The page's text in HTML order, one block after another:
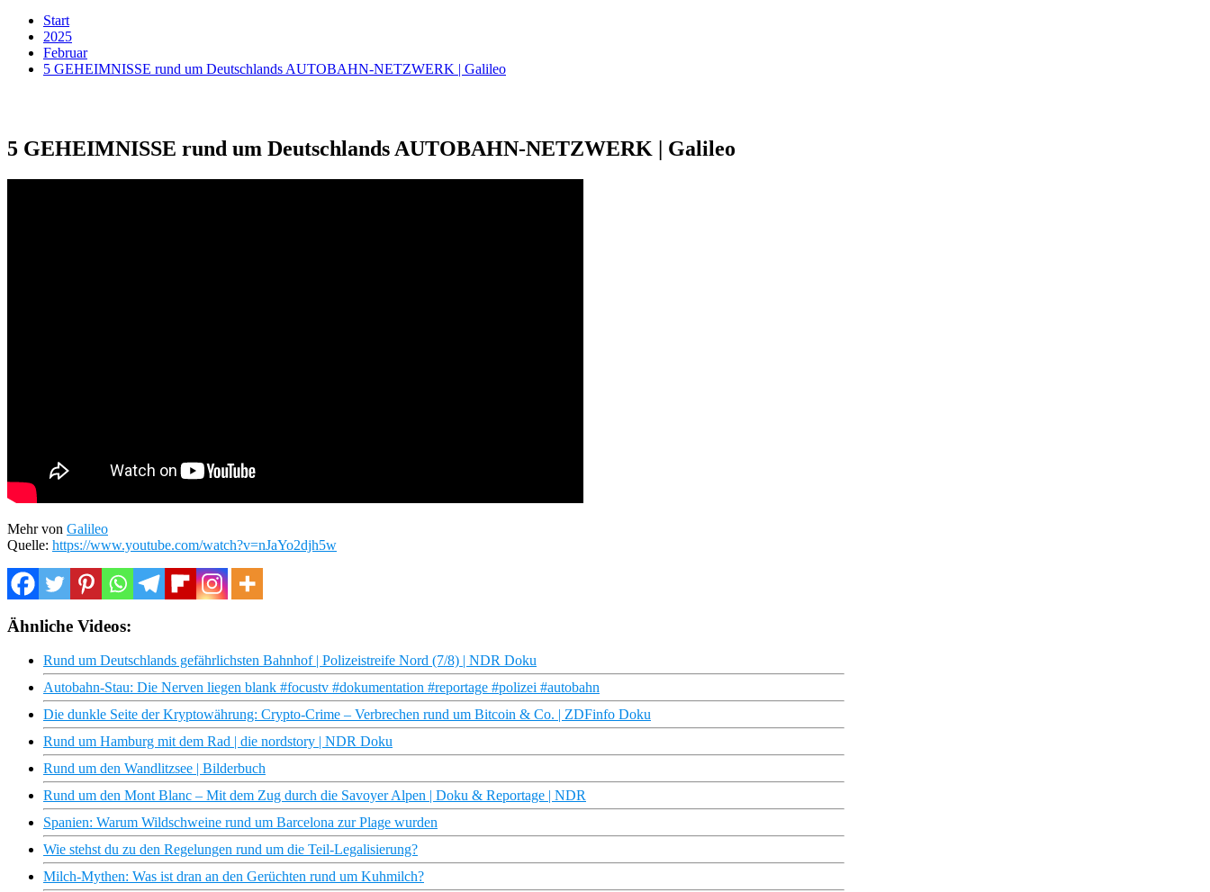
Start
2025
Februar
5 GEHEIMNISSE rund um Deutschlands AUTOBAHN-NETZWERK | Galileo
5 GEHEIMNISSE rund um Deutschlands AUTOBAHN-NETZWERK | Galileo
Mehr von Galileo
Quelle: https://www.youtube.com/watch?v=nJaYo2djh5w
Ähnliche Videos:
Rund um Deutschlands gefährlichsten Bahnhof | Polizeistreife Nord (7/8) | NDR Doku
Autobahn-Stau: Die Nerven liegen blank #focustv #dokumentation #reportage #polizei #autobahn
Die dunkle Seite der Kryptowährung: Crypto-Crime – Verbrechen rund um Bitcoin & Co. | ZDFinfo Doku
Rund um Hamburg mit dem Rad | die nordstory | NDR Doku
Rund um den Wandlitzsee | Bilderbuch
Rund um den Mont Blanc – Mit dem Zug durch die Savoyer Alpen | Doku & Reportage | NDR
Spanien: Warum Wildschweine rund um Barcelona zur Plage wurden
Wie stehst du zu den Regelungen rund um die Teil-Legalisierung?
Milch-Mythen: Was ist dran an den Gerüchten rund um Kuhmilch?